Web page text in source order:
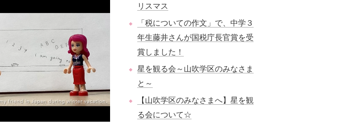
リスマス
「税についての作文」で、中学３
年生藤井さんが国税庁長官賞を受
賞しました！
星を観る会～山吹学区のみなさま
と～
【山吹学区のみなさまへ】星を観
る会について☆